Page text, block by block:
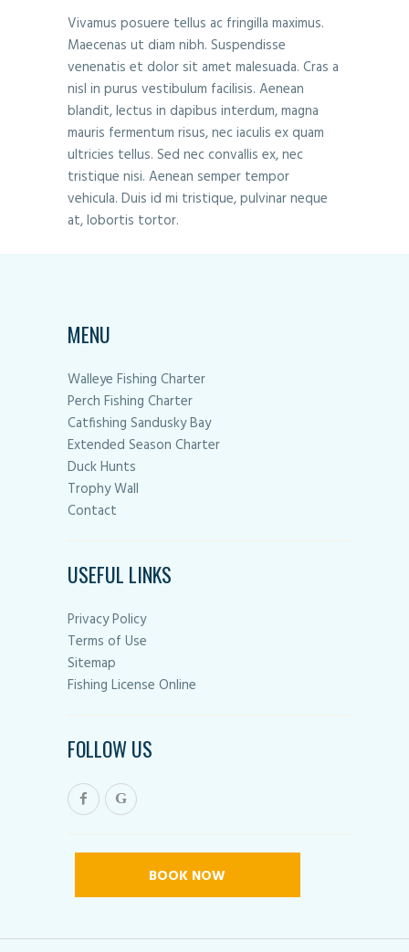
Vivamus posuere tellus ac fringilla maximus.
Maecenas ut diam nibh. Suspendisse
venenatis et dolor sit amet malesuada. Cras a
nisl in purus vestibulum facilisis. Aenean
blandit, lectus in dapibus interdum, magna
mauris fermentum risus, nec iaculis ex quam
ultricies tellus. Sed nec convallis ex, nec
tristique nisi. Aenean semper tempor
vehicula. Duis id mi tristique, pulvinar neque
at, lobortis tortor.
MENU
Walleye Fishing Charter
Perch Fishing Charter
Catfishing Sandusky Bay
Extended Season Charter
Duck Hunts
Trophy Wall
Contact
USEFUL LINKS
Privacy Policy
Terms of Use
Sitemap
Fishing License Online
FOLLOW US
BOOK NOW